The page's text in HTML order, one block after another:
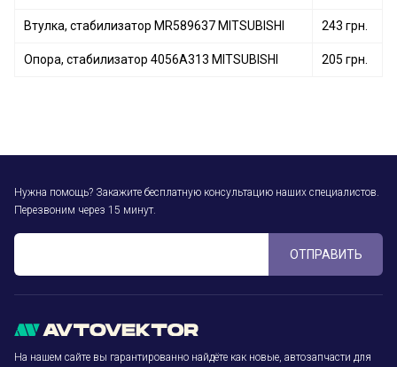
Втулка, стабилизатор MR589637 MITSUBISHI 243 грн.
Опора, стабилизатор 4056A313 MITSUBISHI 205 грн.
Нужна помощь? Закажите бесплатную консультацию наших специалистов.
Перезвоним через 15 минут.
ОТПРАВИТЬ
На нашем сайте вы гарантированно найдёте как новые, автозапчасти для